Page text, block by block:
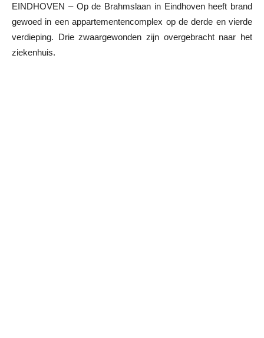
EINDHOVEN – Op de Brahmslaan in Eindhoven heeft brand
gewoed in een appartementencomplex op de derde en vierde
verdieping. Drie zwaargewonden zijn overgebracht naar het
ziekenhuis.